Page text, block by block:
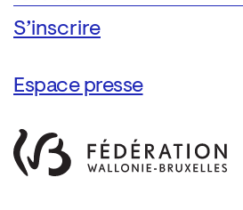
Espace presse